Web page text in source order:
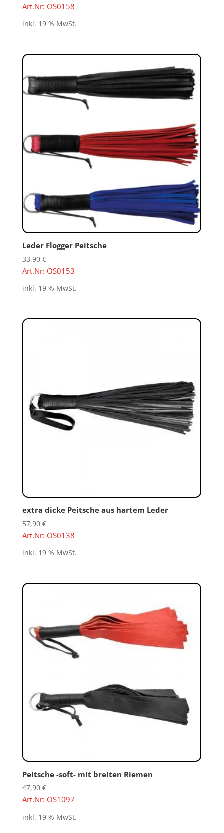
Art.Nr: OS0158
inkl. 19 % MwSt.
Leder Flogger Peitsche
33,90 €
Art.Nr: OS0153
inkl. 19 % MwSt.
extra dicke Peitsche aus hartem Leder
57,90 €
Art.Nr: OS0138
inkl. 19 % MwSt.
Peitsche -soft- mit breiten Riemen
47,90 €
Art.Nr: OS1097
inkl. 19 % MwSt.